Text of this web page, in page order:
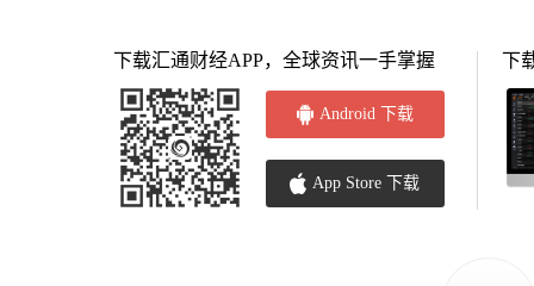
下载汇通财经APP，全球资讯一手掌握
Android 下载
App Store 下载
下